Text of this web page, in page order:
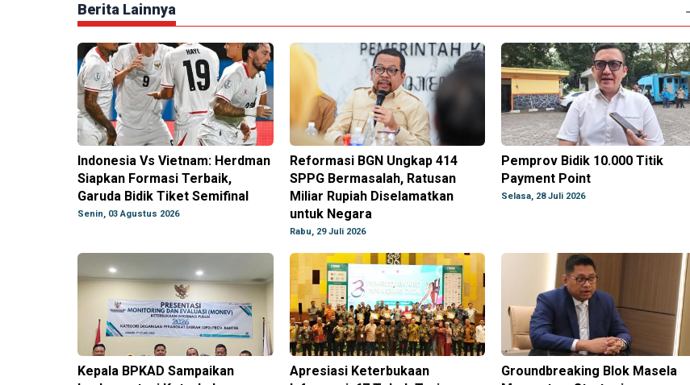
Berita Lainnya
Indonesia Vs Vietnam: Herdman
Siapkan Formasi Terbaik,
Garuda Bidik Tiket Semifinal
Senin, 03 Agustus 2026
Reformasi BGN Ungkap 414
SPPG Bermasalah, Ratusan
Miliar Rupiah Diselamatkan
untuk Negara
Rabu, 29 Juli 2026
Pemprov Bidik 10.000 Titik
Payment Point
Selasa, 28 Juli 2026
Kepala BPKAD Sampaikan
Apresiasi Keterbukaan
Groundbreaking Blok Masela